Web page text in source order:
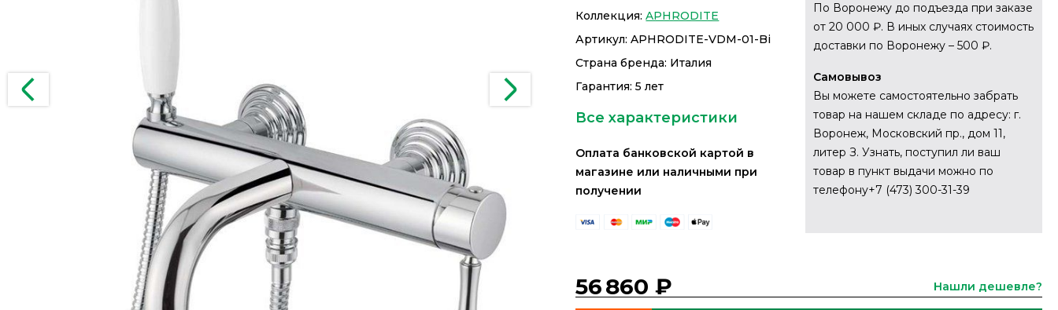
Коллекция:APHRODITE
Артикул:APHRODITE-VDM-01-Bi
Страна бренда: Италия
Гарантия: 5 лет
Все характеристики
Оплата банковской картой в
магазине или наличными при
получении
По Воронежу до подъезда при заказе
от 20 000 ₽. В иных случаях стоимость
доставки по Воронежу – 500 ₽.
Самовывоз
Вы можете самостоятельно забрать
товар на нашем складе по адресу: г.
Воронеж, Московский пр., дом 11,
литер З. Узнать, поступил ли ваш
товар в пункт выдачи можно по
телефону+7 (473) 300-31-39
56 860 ₽ Нашли дешевле?